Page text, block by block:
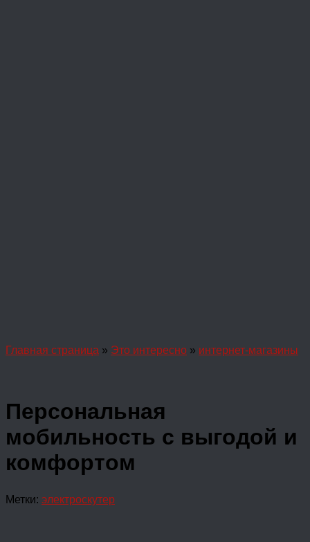
Главная страница » Это интересно » интернет-магазины
Персональная
мобильность с выгодой и
комфортом
Метки: электроскутер